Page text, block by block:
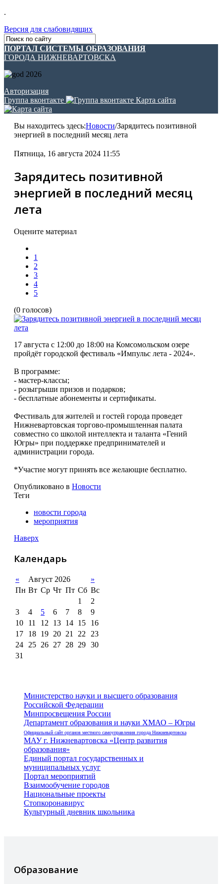
.
Версия для слабовидящих
ПОРТАЛ СИСТЕМЫ ОБРАЗОВАНИЯ
ГОРОДА НИЖНЕВАРТОВСКА
Авторизация
Группа вконтакте
Карта сайта
Вы находитесь здесь:Новости/Зарядитесь позитивной
энергией в последний месяц лета
Пятница, 16 августа 2024 11:55
Зарядитесь позитивной
энергией в последний месяц
лета
Оцените материал
1
2
3
4
5
(0 голосов)
17 августа с 12:00 до 18:00 на Комсомольском озере
пройдёт городской фестиваль «Импульс лета - 2024».
В программе:
- мастер-классы;
- розыгрыши призов и подарков;
- бесплатные абонементы и сертификаты.
Фестиваль для жителей и гостей города проведет
Нижневартовская торгово-промышленная палата
совместно со школой интеллекта и таланта «Гений
Югры» при поддержке предпринимателей и
администрации города.
*Участие могут принять все желающие бесплатно.
Опубликовано в Новости
Теги
новости города
мероприятия
Наверх
Календарь
« Август 2026
»
Пн Вт Ср Чт Пт Сб Вс
1
2
3
4 5 6 7 8
9
10
11 12 13 14 15
16
17
18 19 20 21 22
23
24
25 26 27 28 29 30
31
Министерство науки и высшего образования
Российской Федерации
Минпросвещения России
Департамент образования и науки ХМАО – Югры
Официальный сайт органов местного самоуправления города Нижневартовска
МАУ г. Нижневартовска «Центр развития
образования»
Единый портал государственных и
муниципальных услуг
Портал мероприятий
Взаимообучение городов
Национальные проекты
Стопкоронавирус
Культурный дневник школьника
Образование